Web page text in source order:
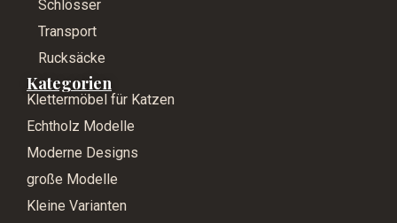
Schlösser
Transport
Rucksäcke
Kategorien
Klettermöbel für Katzen
Echtholz Modelle
Moderne Designs
große Modelle
Kleine Varianten